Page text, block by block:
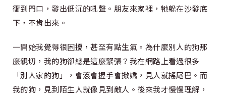
衝到門口，發出低沉的吼聲。朋友來家裡，牠躲在沙發底
下，不肯出來。
一開始我覺得很困擾，甚至有點生氣。為什麼別人的狗那
麼親切，我的狗卻總是這麼緊張？我在網路上看過很多
「別人家的狗」，會滾會握手會撒嬌，見人就搖尾巴。而
我的狗，見到陌生人就像見到敵人。後來我才慢慢理解，